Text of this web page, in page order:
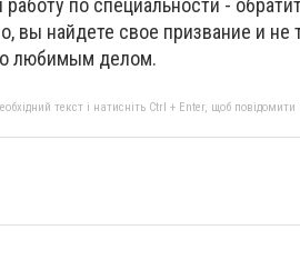
вы найдете свое призвание и не
любимым делом.
текст і натисніть Ctrl + Enter, щоб повідомити